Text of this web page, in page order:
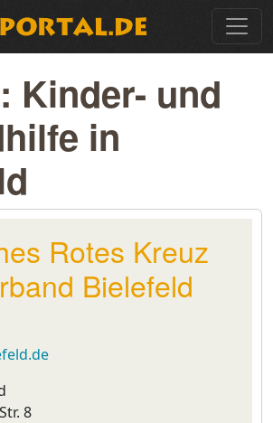
Kinder- und
in
Rotes Kreuz
Bielefeld
8